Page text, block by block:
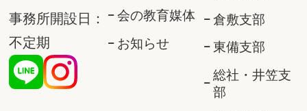
事務所開設日：
不定期
会の教育媒体
お知らせ
倉敷支部
東備支部
総社・井笠支
部